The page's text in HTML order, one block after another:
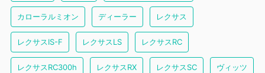
カローラルミオン ディーラー レクサス
レクサスIS-F レクサスLS レクサスRC
レクサスRC300h レクサスRX レクサスSC ヴィッツ